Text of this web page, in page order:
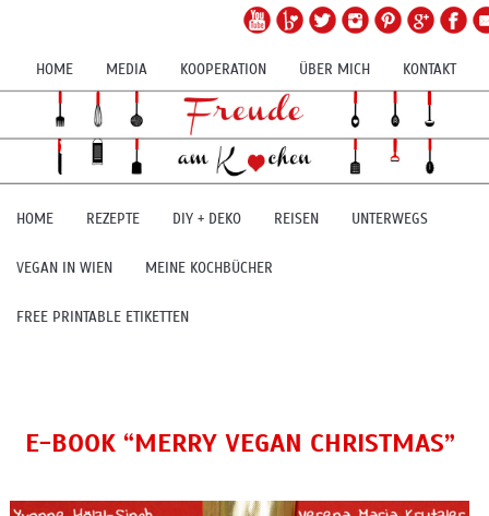
HOME MEDIA KOOPERATION ÜBER MICH KONTAKT
HOME REZEPTE DIY + DEKO REISEN UNTERWEGS
VEGAN IN WIEN MEINE KOCHBÜCHER
FREE PRINTABLE ETIKETTEN
E-BOOK “MERRY VEGAN CHRISTMAS”